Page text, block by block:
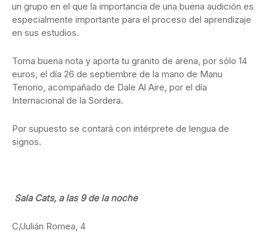
un grupo en el que la importancia de una buena audición es
especialmente importante para el proceso del aprendizaje
en sus estudios.
Toma buena nota y aporta tu granito de arena, por sólo 14
euros, el día 26 de septiembre de la mano de Manu
Tenorio, acompañado de Dale Al Aire, por el día
Internacional de la Sordera.
Por supuesto se contará con intérprete de lengua de
signos.
Sala Cats, a las 9 de la noche
C/Julián Romea, 4